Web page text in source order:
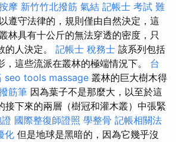
摩 新竹竹北撥筋 氣結 記帳士 考試 難
遵守法律的，規則僅由自然決定，這
林具有十公斤的無法穿透的密度，只
的人決定。 記帳士 稅務士 該系列包括
，這些流派在叢林的極端情況下。 台
seo tools massage 叢林的巨大樹木得
筋筆 因為葉子不是那麼大，以至於這
接下來的兩層（樹冠和灌木叢）中張緊
國際整復師證照 學整骨 記帳相關法
化 但是地球是黑暗的，因為它幾乎沒